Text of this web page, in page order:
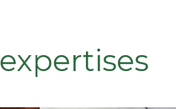
expertises